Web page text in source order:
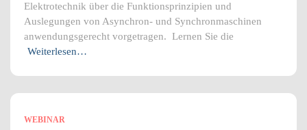
Elektrotechnik über die Funktionsprinzipien und
Auslegungen von Asynchron- und Synchronmaschinen
anwendungsgerecht vorgetragen. Lernen Sie die
Weiterlesen…
WEBINAR